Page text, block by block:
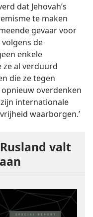
dat Jehovah’s
te maken
gevaar voor
de
enkele
al verduurd
die ze tegen
opnieuw overdenken
internationale
waarborgen.’
Rusland valt